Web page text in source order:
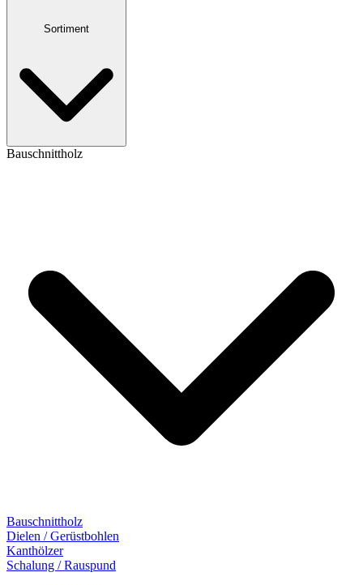
Sortiment
Bauschnittholz
Bauschnittholz
Dielen / Gerüstbohlen
Kanthölzer
Schalung / Rauspund